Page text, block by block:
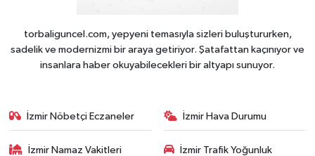
torbaliguncel.com, yepyeni temasıyla sizleri buluştururken,
sadelik ve modernizmi bir araya getiriyor. Şatafattan kaçınıyor ve
insanlara haber okuyabilecekleri bir altyapı sunuyor.
İzmir Nöbetçi Eczaneler İzmir Hava Durumu
İzmir Namaz Vakitleri
İzmir Trafik Yoğunluk